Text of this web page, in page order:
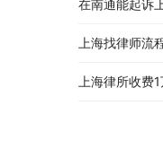
在南通能起诉
上海找律师流
上海律所收费